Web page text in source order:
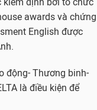
awards và chứng
English được
động- Thương binh-
là điều kiện để